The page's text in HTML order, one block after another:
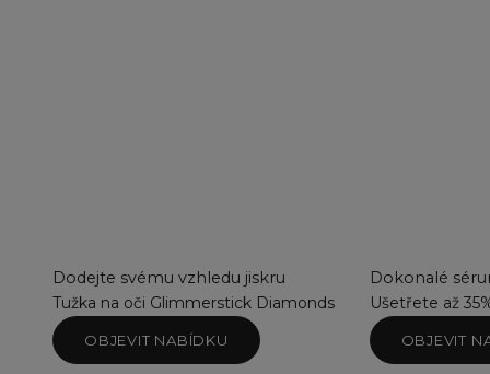
Dodejte svému vzhledu jiskru
Tužka na oči Glimmerstick Diamonds
OBJEVIT NABÍDKU
Dokonalé
Ušetřete až
OBJEVIT